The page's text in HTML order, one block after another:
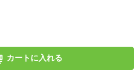
カートに入れる